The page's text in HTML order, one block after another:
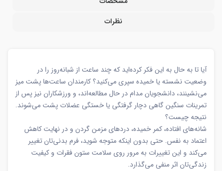
نظرات
آیا تا به حال به این فکر کرده‌اید که چند ساعت از شبانه‌روز را در
وضعیت نشسته یا خمیده سپری می‌کنید؟ کارمندان ساعت‌ها پشت میز
می‌نشینند، دانشجویان مدام در حال مطالعه‌اند، و ورزشکاران نیز پس از
تمرینات سنگین گاهی دچار گرفتگی یا خستگی عضلات پشت می‌شوند.
نتیجه چیست؟
شانه‌های افتاده، کمر خمیده، دردهای مزمن گردن و در نهایت کاهش
اعتماد به نفس. حتی بدون اینکه متوجه شوید، فرم بدنی‌تان تغییر
می‌کند و این تغییرات به مرور روی سلامت ستون فقرات و کیفیت
زندگی‌تان اثر منفی می‌گذارد.